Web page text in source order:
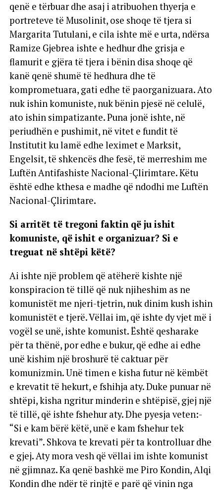
qenë e tërbuar dhe asaj i atribuohen thyerja e
portreteve të Musolinit, ose shoqe të tjera si
Margarita Tutulani, e cila ishte më e urta, ndërsa
Ramize Gjebrea ishte e hedhur dhe grisja e
flamurit e gjëra të tjera i bënin disa shoqe që
kanë qenë shumë të hedhura dhe të
komprometuara, gati edhe të paorganizuara. Ato
nuk ishin komuniste, nuk bënin pjesë në celulë,
ato ishin simpatizante. Puna jonë ishte, në
periudhën e pushimit, në vitet e fundit të
Institutit ku lamë edhe leximet e Marksit,
Engelsit, të shkencës dhe fesë, të merreshim me
Luftën Antifashiste Nacional-Çlirimtare. Këtu
është edhe kthesa e madhe që ndodhi me Luftën
Nacional-Çlirimtare.
Si arritët të tregoni faktin që ju ishit
komuniste, që ishit e organizuar? Si e
treguat në shtëpi këtë?
Ai ishte një problem që atëherë kishte një
konspiracion të tillë që nuk njiheshim as ne
komunistët me njeri-tjetrin, nuk dinim kush ishin
komunistët e tjerë. Vëllai im, që ishte dy vjet më i
vogël se unë, ishte komunist. Është qesharake
për ta thënë, por edhe e bukur, që edhe ai edhe
unë kishim një broshurë të caktuar për
komunizmin. Unë timen e kisha futur në këmbët
e krevatit të hekurt, e fshihja aty. Duke punuar në
shtëpi, kisha ngritur minderin e shtëpisë, gjej një
të tillë, që ishte fshehur aty. Dhe pyesja veten:-
“Si e kam bërë këtë, unë e kam fshehur tek
krevati”. Shkova te krevati për ta kontrolluar dhe
e gjej. Aty mora vesh që vëllai im ishte komunist
në gjimnaz. Ka qenë bashkë me Piro Kondin, Alqi
Kondin dhe ndër të rinjtë e parë që vinin nga